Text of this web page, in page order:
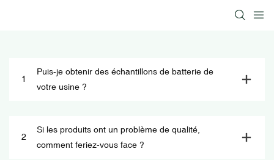
1
Puis-je obtenir des échantillons de batterie de
votre usine ?
2
Si les produits ont un problème de qualité,
comment feriez-vous face ?